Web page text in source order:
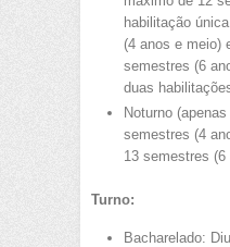
habilitação
(4 anos e meio)
semestres (6
duas
Noturno
semestres (4
13 semestres (6
Turno:
Bacharelado: